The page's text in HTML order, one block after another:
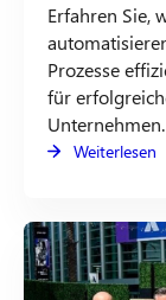
Erfahren Sie,
Prozesse
für
Unternehmen.
Weiterlesen